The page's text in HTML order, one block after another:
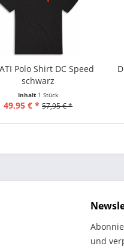
Polo Shirt DC Speed
schwarz
Inhalt 1 Stück
49,95 € * 57,95 € *
und